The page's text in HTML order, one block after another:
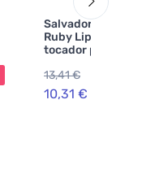
Salvador Dalí Eau de
Ruby Lips agua de
tocador para mujer
13,41 €
10,31 €